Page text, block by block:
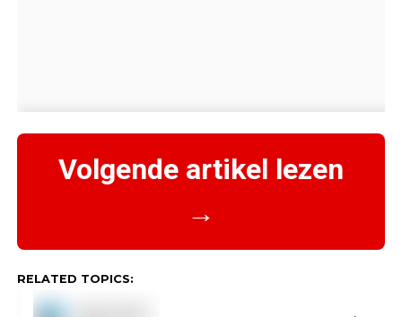
Volgende artikel lezen
→
RELATED TOPICS: